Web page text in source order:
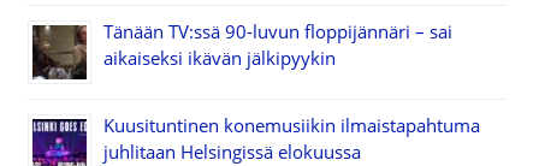
Tänään TV:ssä 90-luvun floppijännäri – sai
aikaiseksi ikävän jälkipyykin
Kuusituntinen konemusiikin ilmaistapahtuma
juhlitaan Helsingissä elokuussa